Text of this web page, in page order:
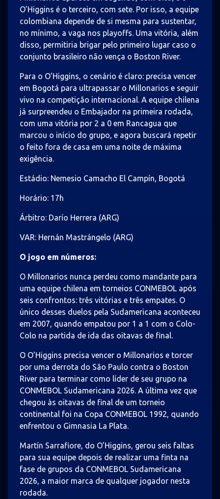
O’Higgins é o terceiro, com sete. Por isso, a equipe
colombiana depende de si mesma para sustentar,
no mínimo, a vaga nos playoffs. Uma vitória, além
disso, permitiria brigar pelo primeiro lugar caso o
conjunto brasileiro não vença o Boston River.
Para o O’Higgins, o cenário é claro: precisa vencer
em Bogotá para ultrapassar o Millonarios e seguir
vivo na competição internacional. A equipe chilena
já surpreendeu o Embajador na primeira rodada,
com uma vitória por 2 a 0 em Rancagua que
marcou o início do grupo, e agora buscará repetir
o feito fora de casa em uma noite de máxima
exigência.
Estádio: Nemesio Camacho El Campín, Bogotá
Horário: 17h
Árbitro: Darío Herrera (ARG)
VAR: Hernán Mastrángelo (ARG)
O jogo em números:
O Millonarios nunca perdeu como mandante para
uma equipe chilena em torneios CONMEBOL após
seis confrontos: três vitórias e três empates. O
único desses duelos pela Sudamericana aconteceu
em 2007, quando empatou por 1 a 1 com o Colo-
Colo na partida de ida das oitavas de final.
O O’Higgins precisa vencer o Millonarios e torcer
por uma derrota do São Paulo contra o Boston
River para terminar como líder de seu grupo na
CONMEBOL Sudamericana 2026. A última vez que
chegou às oitavas de final de um torneio
continental foi na Copa CONMEBOL 1992, quando
enfrentou o Gimnasia La Plata.
Martín Sarrafiore, do O’Higgins, gerou seis faltas
para sua equipe depois de realizar uma finta na
fase de grupos da CONMEBOL Sudamericana
2026, a maior marca de qualquer jogador nesta
rodada.